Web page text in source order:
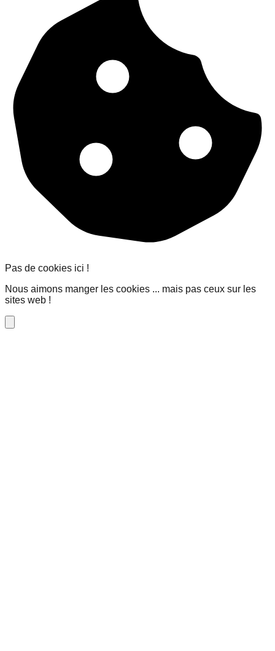
Pas de cookies ici !
Nous aimons manger les cookies ... mais pas ceux sur les
sites web !